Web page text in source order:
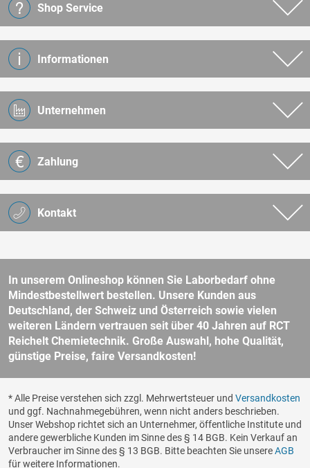
Kontakt
Shop Service
Informationen
Unternehmen
Zahlung
In unserem Onlineshop können Sie Laborbedarf ohne
Mindestbestellwert bestellen. Unsere Kunden aus
Deutschland, der Schweiz und Österreich sowie vielen
weiteren Ländern vertrauen seit über 40 Jahren auf RCT
Reichelt Chemietechnik. Große Auswahl, hohe Qualität,
günstige Preise, faire Versandkosten!
* Alle Preise verstehen sich zzgl. Mehrwertsteuer und Versandkosten
und ggf. Nachnahmegebühren, wenn nicht anders beschrieben.
Unser Webshop richtet sich an Unternehmer, öffentliche Institute und
andere gewerbliche Kunden im Sinne des § 14 BGB. Kein Verkauf an
Verbraucher im Sinne des § 13 BGB. Bitte beachten Sie unsereAGB
für weitere Informationen.